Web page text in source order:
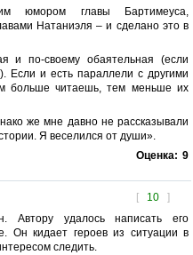
юмором главы Бартимеуса,
Натаниэля – и сделано это в
и по-своему обаятельная (если
Если и есть параллели с другими
больше читаешь, тем меньше их
же мне давно не рассказывали
Я веселился от души».
Оценка: 9
[ 10 ]
Автору удалось написать его
Он кидает героев из ситуации в
следить.